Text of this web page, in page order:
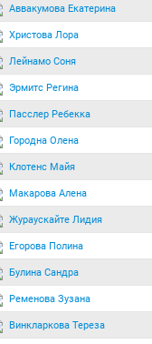
Аввакумова Екатерина
Христова Лора
Лейнамо Соня
Эрмитс Регина
Пасслер Ребекка
Городна Олена
Клотенс Майя
Макарова Алена
Жураускайте Лидия
Егорова Полина
Булина Сандра
Ременова Зузана
Винкларкова Тереза